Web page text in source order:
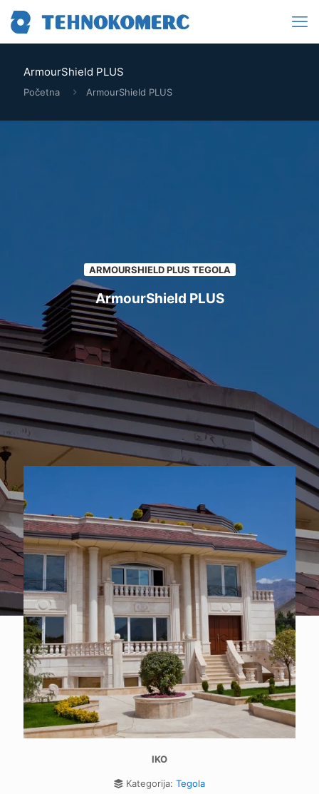
ArmourShield PLUS
Početna ArmourShield PLUS
ARMOURSHIELD PLUS TEGOLA
ArmourShield PLUS
IKO
Kategorija: Tegola